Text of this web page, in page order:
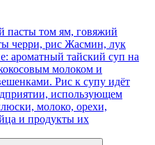
пасты том ям, говяжий
черри, рис Жасмин, лук
ароматный тайский суп на
молоком и
Рис к супу идёт
использующем
молоко, орехи,
и продукты их